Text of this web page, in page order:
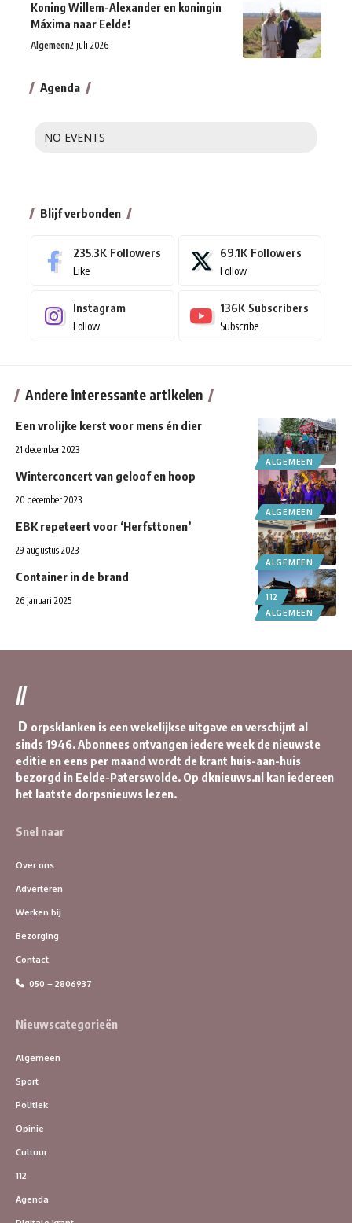
Koning Willem-Alexander en koningin
Máxima naar Eelde!
Algemeen2 juli 2026
Agenda
NO EVENTS
Blijf verbonden
235.3K Followers
Like
69.1K Followers
Follow
Instagram
Follow
136K Subscribers
Subscribe
Andere interessante artikelen
ALGEMEEN
Een vrolijke kerst voor mens én dier
21 december 2023
ALGEMEEN
Winterconcert van geloof en hoop
20 december 2023
ALGEMEEN
EBK repeteert voor ‘Herfsttonen’
29 augustus 2023
112
ALGEMEEN
Container in de brand
26 januari 2025
//
D orpsklanken is een wekelijkse uitgave en verschijnt al
sinds 1946. Abonnees ontvangen iedere week de nieuwste
editie en eens per maand wordt de krant huis-aan-huis
bezorgd in Eelde-Paterswolde. Op dknieuws.nl kan iedereen
het laatste dorpsnieuws lezen.
Snel naar
Over ons
Adverteren
Werken bij
Bezorging
Contact
050 – 2806937
Nieuwscategorieën
Algemeen
Sport
Politiek
Opinie
Cultuur
112
Agenda